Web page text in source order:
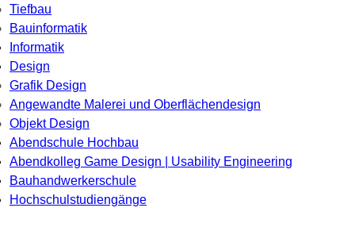
Tiefbau
Bauinformatik
Informatik
Design
Grafik Design
Angewandte Malerei und Oberflächendesign
Objekt Design
Abendschule Hochbau
Abendkolleg Game Design | Usability Engineering
Bauhandwerkerschule
Hochschulstudiengänge